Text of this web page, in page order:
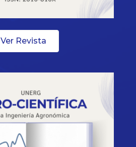
Ver Revista